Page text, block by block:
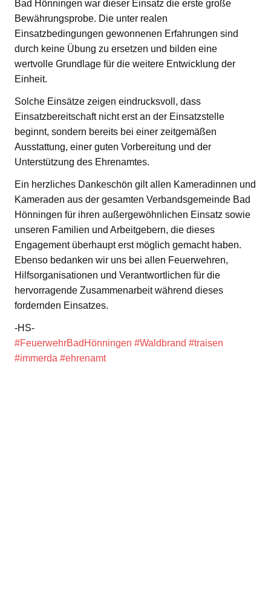
Bad Hönningen war dieser Einsatz die erste große
Bewährungsprobe. Die unter realen
Einsatzbedingungen gewonnenen Erfahrungen sind
durch keine Übung zu ersetzen und bilden eine
wertvolle Grundlage für die weitere Entwicklung der
Einheit.
Solche Einsätze zeigen eindrucksvoll, dass
Einsatzbereitschaft nicht erst an der Einsatzstelle
beginnt, sondern bereits bei einer zeitgemäßen
Ausstattung, einer guten Vorbereitung und der
Unterstützung des Ehrenamtes.
Ein herzliches Dankeschön gilt allen Kameradinnen und
Kameraden aus der gesamten Verbandsgemeinde Bad
Hönningen für ihren außergewöhnlichen Einsatz sowie
unseren Familien und Arbeitgebern, die dieses
Engagement überhaupt erst möglich gemacht haben.
Ebenso bedanken wir uns bei allen Feuerwehren,
Hilfsorganisationen und Verantwortlichen für die
hervorragende Zusammenarbeit während dieses
fordernden Einsatzes.
-HS-
#FeuerwehrBadHönningen #Waldbrand #traisen
#immerda #ehrenamt